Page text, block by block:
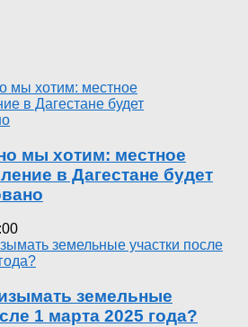
мы хотим: местное
в Дагестане будет
земельные
1 марта 2025 года?